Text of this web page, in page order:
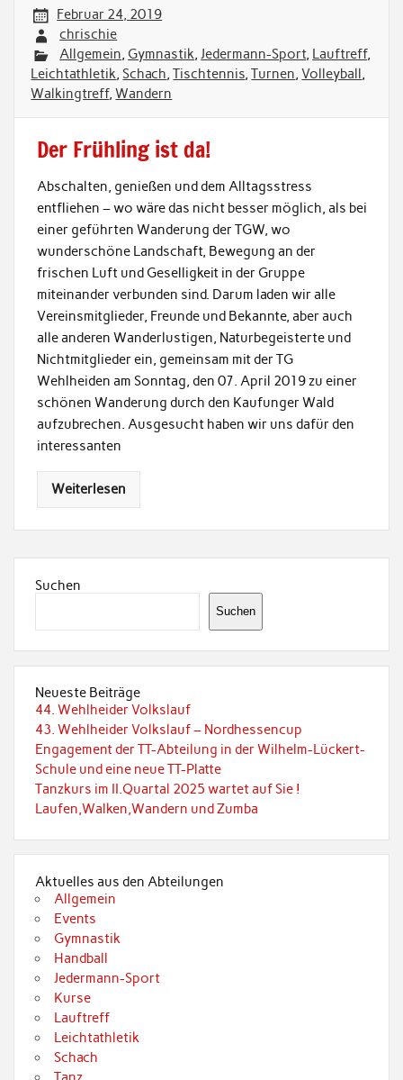
Februar 24, 2019
chrischie
Allgemein, Gymnastik,Jedermann-Sport, Lauftreff,
Leichtathletik,Schach,Tischtennis,Turnen,Volleyball,
Walkingtreff,Wandern
Der Frühling ist da!
Abschalten, genießen und dem Alltagsstress
entfliehen – wo wäre das nicht besser möglich, als bei
einer geführten Wanderung der TGW, wo
wunderschöne Landschaft, Bewegung an der
frischen Luft und Geselligkeit in der Gruppe
miteinander verbunden sind. Darum laden wir alle
Vereinsmitglieder, Freunde und Bekannte, aber auch
alle anderen Wanderlustigen, Naturbegeisterte und
Nichtmitglieder ein, gemeinsam mit der TG
Wehlheiden am Sonntag, den 07. April 2019 zu einer
schönen Wanderung durch den Kaufunger Wald
aufzubrechen. Ausgesucht haben wir uns dafür den
interessanten
Weiterlesen
Suchen
Suchen
Neueste Beiträge
44. Wehlheider Volkslauf
43. Wehlheider Volkslauf – Nordhessencup
Engagement der TT-Abteilung in der Wilhelm-Lückert-
Schule und eine neue TT-Platte
Tanzkurs im II.Quartal 2025 wartet auf Sie !
Laufen,Walken,Wandern und Zumba
Aktuelles aus den Abteilungen
Allgemein
Events
Gymnastik
Handball
Jedermann-Sport
Kurse
Lauftreff
Leichtathletik
Schach